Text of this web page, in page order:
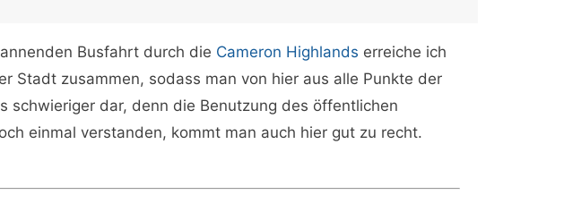
Busfahrt durch die Cameron Highlands erreiche ich
Stadt zusammen, sodass man von hier aus alle Punkte der
schwieriger dar, denn die Benutzung des öffentlichen
einmal verstanden, kommt man auch hier gut zu recht.